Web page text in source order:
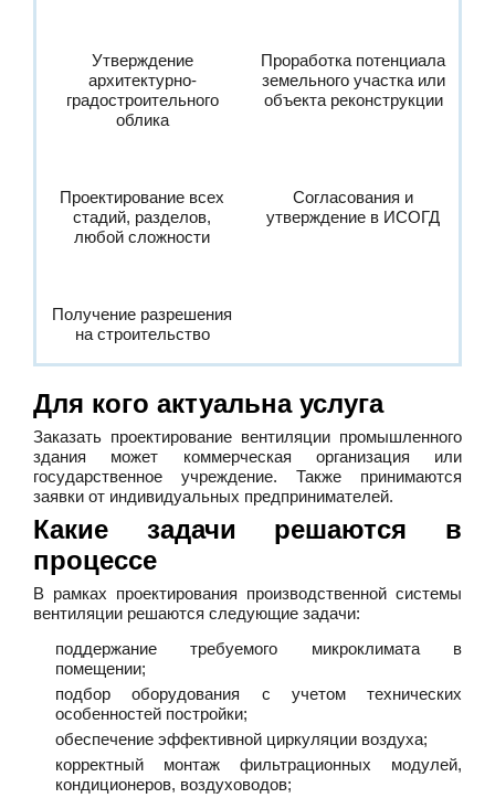
Утверждение
архитектурно-
градостроительного
облика
Проработка потенциала
земельного участка или
объекта реконструкции
Проектирование всех
стадий, разделов,
любой сложности
Согласования и
утверждение в ИСОГД
Получение разрешения
на строительство
Для кого актуальна услуга
Заказать проектирование вентиляции промышленного
здания может коммерческая организация или
государственное учреждение. Также принимаются
заявки от индивидуальных предпринимателей.
Какие задачи решаются в
процессе
В рамках проектирования производственной системы
вентиляции решаются следующие задачи:
поддержание требуемого микроклимата в
помещении;
подбор оборудования с учетом технических
особенностей постройки;
обеспечение эффективной циркуляции воздуха;
корректный монтаж фильтрационных модулей,
кондиционеров, воздуховодов;